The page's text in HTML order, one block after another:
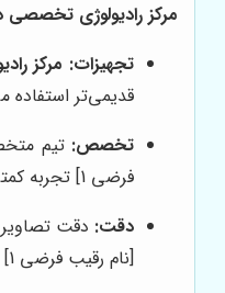
مرکز رادیولوژی تخصصی
تجهیزات: مرکز
قدیمی‌تر استفاده
تخصص: تیم
فرضی 1] تجربه کمتری دارد.
دقت: دقت تصاویر
[نام رقیب فرضی 1] پایین‌تر است.